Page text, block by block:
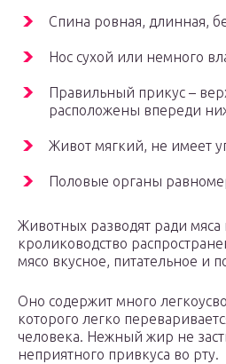
Спина ровная, длинная,
Нос сухой или немного
Правильный прикус –
расположены впереди
Живот мягкий, не имеет
Половые органы
Животных разводят ради
кролиководство
мясо вкусное, питательное и
Оно содержит много
которого легко
человека. Нежный жир не
неприятного привкуса во рту.